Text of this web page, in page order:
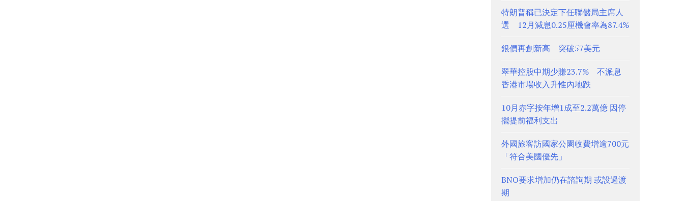
特朗普稱已決定下任聯儲局主席人
選 12月減息0.25厘機會率為87.4%
銀價再創新高 突破57美元
翠華控股中期少賺23.7% 不派息
香港市場收入升惟內地跌
10月赤字按年增1成至2.2萬億 因停
擺提前福利支出
外國旅客訪國家公園收費增逾700元
「符合美國優先」
BNO要求增加仍在諮詢期 或設過渡
期